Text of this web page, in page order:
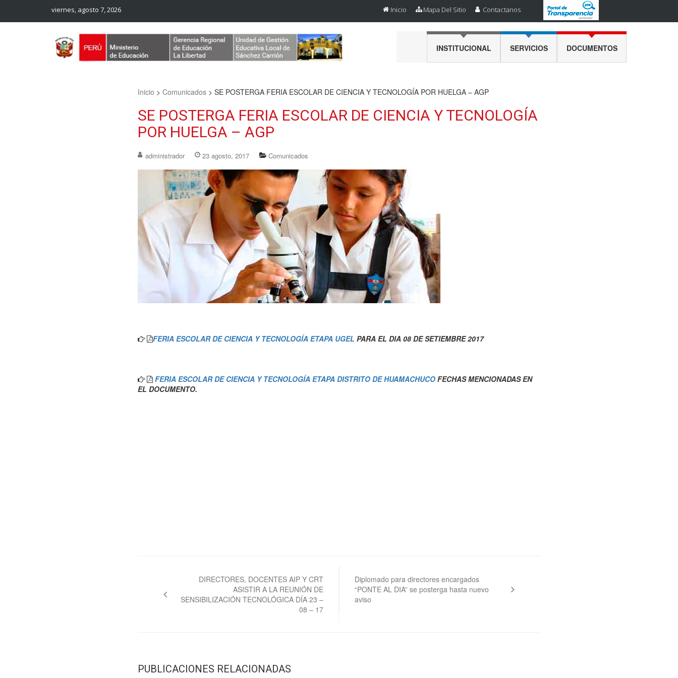
viernes, agosto 7, 2026 Inicio Mapa Del Sitio Contactanos
INSTITUCIONAL SERVICIOS DOCUMENTOS
Inicio > Comunicados > SE POSTERGA FERIA ESCOLAR DE CIENCIA Y TECNOLOGÍA POR HUELGA – AGP
SE POSTERGA FERIA ESCOLAR DE CIENCIA Y TECNOLOGÍA
POR HUELGA – AGP
administrador 23 agosto, 2017 Comunicados
FERIA ESCOLAR DE CIENCIA Y TECNOLOGÍA ETAPA UGEL PARA EL DIA 08 DE SETIEMBRE 2017
FERIA ESCOLAR DE CIENCIA Y TECNOLOGÍA ETAPA DISTRITO DE HUAMACHUCO FECHAS MENCIONADAS EN
EL DOCUMENTO.
entradas
DIRECTORES, DOCENTES AIP Y CRT
ASISTIR A LA REUNIÓN DE
SENSIBILIZACIÓN TECNOLÓGICA DÍA 23 –
08 – 17
Diplomado para directores encargados
“PONTE AL DIA” se posterga hasta nuevo
aviso
PUBLICACIONES RELACIONADAS